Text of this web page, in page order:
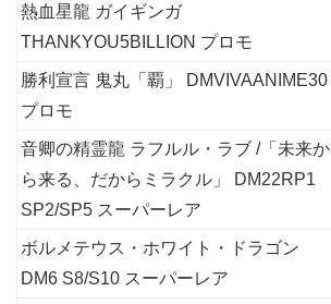
熱血星龍 ガイギンガ
THANKYOU5BILLION プロモ
勝利宣言 鬼丸「覇」 DMVIVAANIME30
プロモ
音卿の精霊龍 ラフルル・ラブ /「未来か
ら来る、だからミラクル」 DM22RP1
SP2/SP5 スーパーレア
ボルメテウス・ホワイト・ドラゴン
DM6 S8/S10 スーパーレア